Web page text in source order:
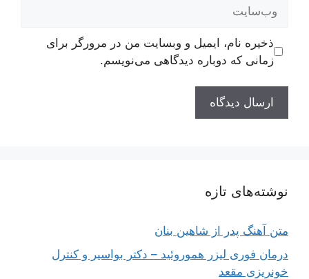
ذخیره نام، ایمیل و وبسایت من در مرورگر برای
زمانی که دوباره دیدگاهی می‌نویسم.
نوشته‌های تازه
متن آهنگ پدر از شاهین بنان
درمان فوری لیزر هموروئید – دکتر بواسیر و کنترل
خونریزی مقعد